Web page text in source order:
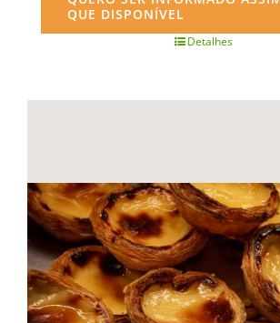
QUE DISPONÍVEL
Detalhes